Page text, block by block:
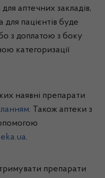
аптечних закладів,
пацієнтів буде
з доплатою з боку
категоризації
наявні препарати
. Також аптеки з
.
препарати